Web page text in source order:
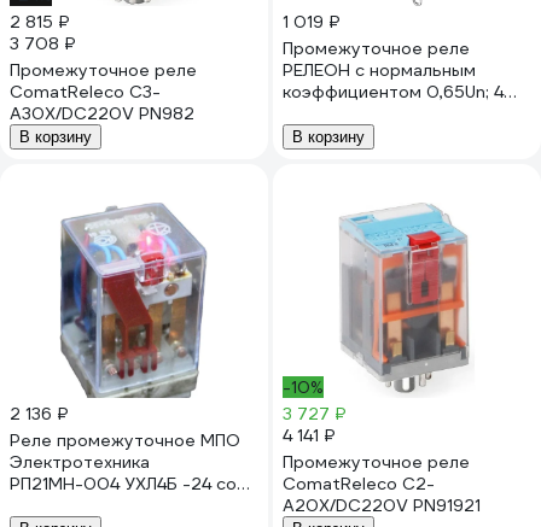
2 815 ₽
3 708 ₽
Промежуточное реле
ComatReleco C3-
A30X/DC220V PN982
В корзину
1 019 ₽
Промежуточное реле
РЕЛЕОН с нормальным
коэффициентом 0,65Un; 4
6А; 220В DC; диод
RP434922002
В корзину
2 136 ₽
Реле промежуточное МПО
Электротехника
РП21МН-004 УХЛ4Б -24 со
-10%
3 727 ₽
4 141 ₽
Промежуточное реле
ComatReleco C2-
A20X/DC220V PN91921